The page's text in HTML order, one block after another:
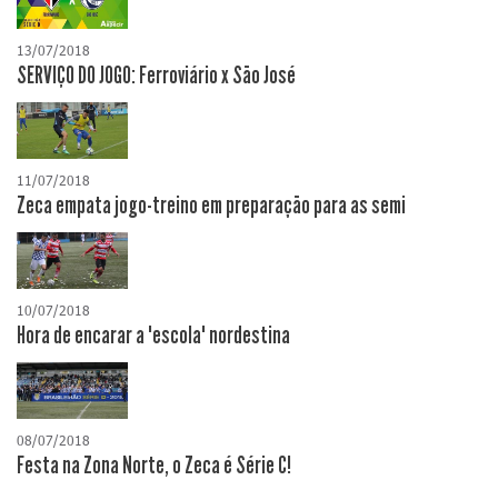
13/07/2018
SERVIÇO DO JOGO: Ferroviário x São José
11/07/2018
Zeca empata jogo-treino em preparação para as semi
10/07/2018
Hora de encarar a "escola" nordestina
08/07/2018
Festa na Zona Norte, o Zeca é Série C!